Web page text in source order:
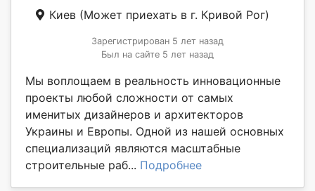
Киев (Может приехать в г. Кривой Рог)
Зарегистрирован 5 лет назад
Был на сайте 5 лет назад
Мы воплощаем в реальность инновационные
проекты любой сложности от самых
именитых дизайнеров и архитекторов
Украины и Европы. Одной из нашей основных
специализаций являются масштабные
строительные раб... Подробнее